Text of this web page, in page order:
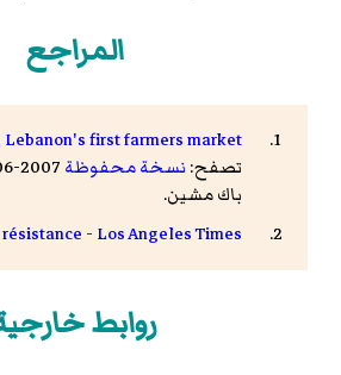
المراجع
Lebanon's first farmers market
تصفح: نسخة محفوظة
باك مشين.
- Los Angeles Times
روابط